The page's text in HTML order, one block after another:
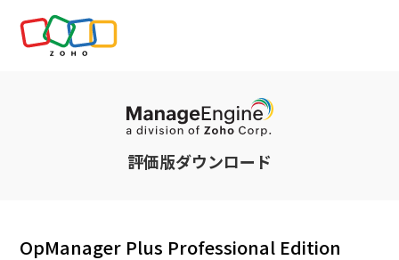
評価版ダウンロード
OpManager Plus Professional Edition